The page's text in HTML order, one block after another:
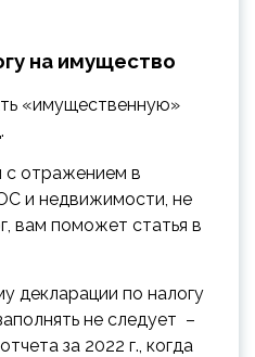
на имущество
«имущественную»
с отражением в
и недвижимости, не
вам поможет статья в
декларации по налогу
не следует –
за 2022 г., когда